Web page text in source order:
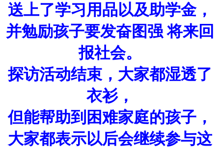
送上了学习用品以及助学金，
并勉励孩子要发奋图强 将来回
报社会。
探访活动结束，大家都湿透了
衣衫，
但能帮助到困难家庭的孩子，
大家都表示以后会继续参与这